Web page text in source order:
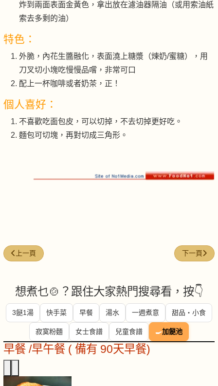
炸到兩面表面金黃色，拿出放在濾油器隔油（或用索油紙
索去多剩的油）
特色：
外脆，內花生醬融化，表面澆上糖漿（煉奶/蜜糖），用
刀叉切小塊吃慢慢品嚐，非常可口
配上一杯咖啡或者奶茶，正！
個人喜好：
不喜歡吃面包皮，可以切掉，不去切掉更好吃。
麵包可切塊，再對切成三角形。
上一篇文章: 2010年100個流行食譜
上一頁 下一篇文章
下一頁
想煮乜🍲？跟住大家熱門搜尋看，按👇
3餸1湯 快手菜 早餐 湯水 一週煮意 甜品・小食
寂寞粉麵 女士食譜 兒童食譜 🍳加餸池
早餐 /早午餐 ( 備有 90天早餐)